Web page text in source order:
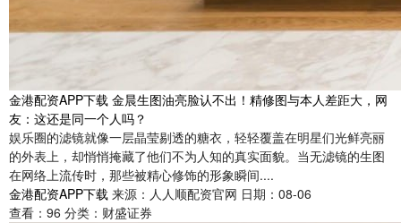
金港配资APP下载 金晨生图油亮脸认不出！精修图与本人差距大，网
友：这还是同一个人吗？
娱乐圈的滤镜就像一层晶莹剔透的糖衣，轻轻覆盖在明星们光鲜亮丽
的外表上，却悄悄掩藏了他们不为人知的真实面貌。当无滤镜的生图
在网络上流传时，那些被精心修饰的形象瞬间....
金港配资APP下载 来源：人人顺配资官网 日期：08-06
查看： 96 分类： 财盛证券